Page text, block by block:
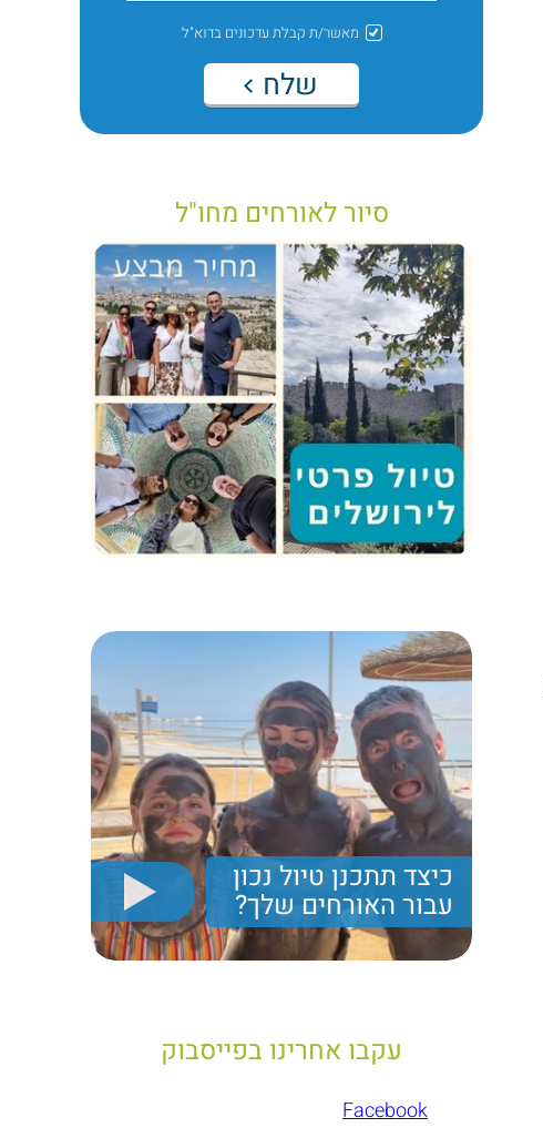
מאשר/ת קבלת עדכונים בדוא"ל
שלח
סיור לאורחים מחו"ל
כיצד תתכנן טיול נכון
עבור האורחים שלך?
יריב חן, מציג את הקווים המנחים לבניית טיול נכון עבור
תיירים בישראל
עקבו אחרינו בפייסבוק
Facebook